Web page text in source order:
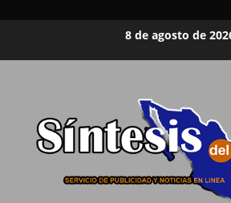
8 de agosto de